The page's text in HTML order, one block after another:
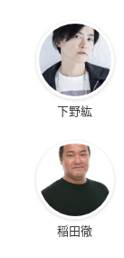
下野紘
稲田徹